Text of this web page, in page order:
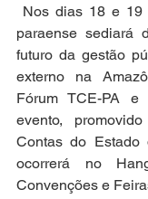
Nos dias 18 e 19
paraense sediará
futuro da gestão
externo na
Fórum TCE-PA e
evento,
Contas do Estado
ocorrerá no
Convenções e